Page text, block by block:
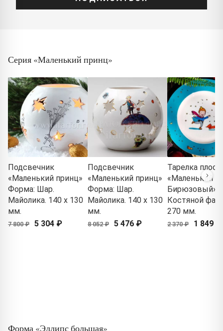
Серия «Маленький принц»
Подсвечник
«Маленький принц»
Форма: Шар.
Майолика. 140 x 130
мм.
7 800 ₽ 5 304 ₽
Подсвечник
«Маленький принц»
Форма: Шар.
Майолика. 140 x 130
мм.
8 052 ₽ 5 476 ₽
Тарелка
«Маленький
Бирюзовый»
Костяной
270 мм.
2 370 ₽ 1 849 ₽
Форма «Эллипс большая»